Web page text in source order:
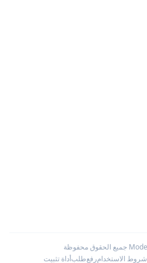
شروط الاستخدامرفعطلبأداة تثبيت